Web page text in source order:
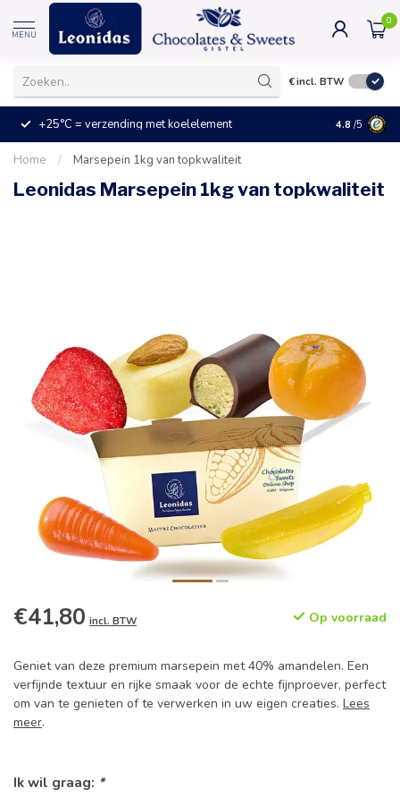
MENU
0
€incl. BTW
+25°C = verzending met koelelement Kleine
4.8 /5
Home / Marsepein 1kg van topkwaliteit
Leonidas Marsepein 1kg van topkwaliteit
€41,80 incl. BTW Op voorraad
Geniet van deze premium marsepein met 40% amandelen. Een
verfijnde textuur en rijke smaak voor de echte fijnproever, perfect
om van te genieten of te verwerken in uw eigen creaties. Lees
meer.
Ik wil graag: *